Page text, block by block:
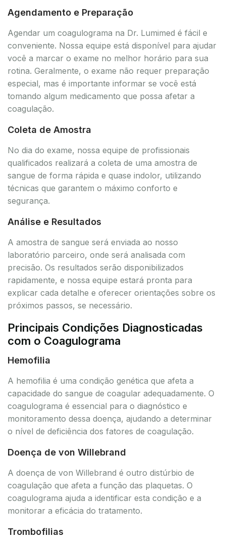
Agendamento e Preparação
Agendar um coagulograma na Dr. Lumimed é fácil e
conveniente. Nossa equipe está disponível para ajudar
você a marcar o exame no melhor horário para sua
rotina. Geralmente, o exame não requer preparação
especial, mas é importante informar se você está
tomando algum medicamento que possa afetar a
coagulação.
Coleta de Amostra
No dia do exame, nossa equipe de profissionais
qualificados realizará a coleta de uma amostra de
sangue de forma rápida e quase indolor, utilizando
técnicas que garantem o máximo conforto e
segurança.
Análise e Resultados
A amostra de sangue será enviada ao nosso
laboratório parceiro, onde será analisada com
precisão. Os resultados serão disponibilizados
rapidamente, e nossa equipe estará pronta para
explicar cada detalhe e oferecer orientações sobre os
próximos passos, se necessário.
Principais Condições Diagnosticadas
com o Coagulograma
Hemofilia
A hemofilia é uma condição genética que afeta a
capacidade do sangue de coagular adequadamente. O
coagulograma é essencial para o diagnóstico e
monitoramento dessa doença, ajudando a determinar
o nível de deficiência dos fatores de coagulação.
Doença de von Willebrand
A doença de von Willebrand é outro distúrbio de
coagulação que afeta a função das plaquetas. O
coagulograma ajuda a identificar esta condição e a
monitorar a eficácia do tratamento.
Trombofilias